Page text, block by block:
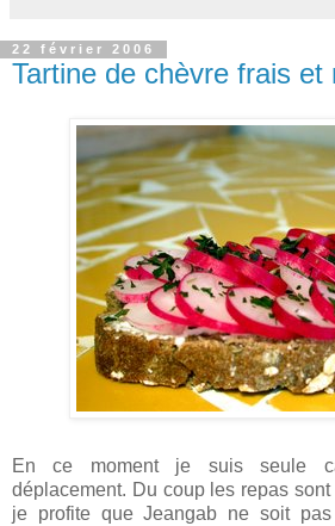
22 février 2006
Tartine de chèvre frais et
En ce moment je suis seule
déplacement. Du coup les repas
je profite que Jeangab ne soit